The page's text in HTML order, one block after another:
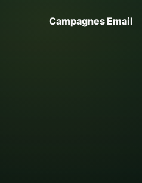
Campagnes Email